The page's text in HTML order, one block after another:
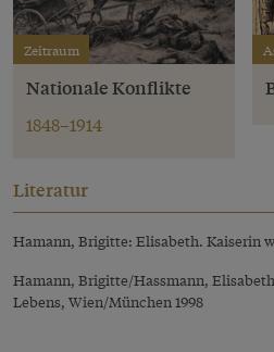
Zeitraum
Nationale Konflikte
1848–1914
Literatur
Hamann, Brigitte: Elisabeth. Kaiserin
Hamann, Brigitte/Hassmann,
Lebens, Wien/München 1998